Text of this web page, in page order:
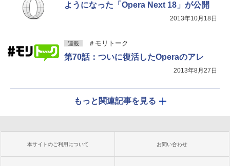
ようになった「Opera Next 18」が公開
2013年10月18日
連載 ＃モリトーク
第70話：ついに復活したOperaのアレ
2013年8月27日
もっと関連記事を見る
本サイトのご利用について お問い合わせ